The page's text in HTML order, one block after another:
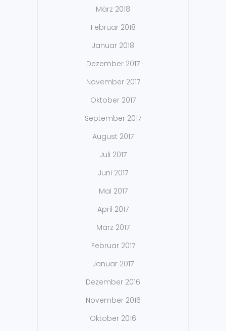
März 2018
Februar 2018
Januar 2018
Dezember 2017
November 2017
Oktober 2017
September 2017
August 2017
Juli 2017
Juni 2017
Mai 2017
April 2017
März 2017
Februar 2017
Januar 2017
Dezember 2016
November 2016
Oktober 2016